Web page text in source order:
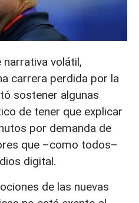
narrativa volátil,
carrera perdida por la
sostener algunas
de tener que explicar
por demanda de
que –como todos–
digital.
de las nuevas